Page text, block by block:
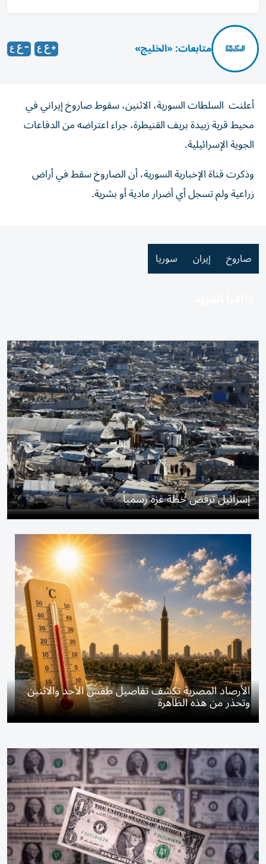
متابعات: «الخليج»
أعلنت السلطات السورية، الاثنين، سقوط صاروخ إيراني في
محيط قرية زبيدة بريف القنيطرة، جراء اعتراضه من الدفاعات
الجوية الإسرائيلية.
وذكرت قناة الإخبارية السورية، أن الصاروخ سقط في أراض
زراعية ولم تسجل أي أضرار مادية أو بشرية.
صاروخ إيران سوريا
إسرائيل ترفض خطة غزة رسمياً
الأرصاد المصرية تكشف تفاصيل طقس الأحد والاثنين
وتحذر من هذه الظاهرة